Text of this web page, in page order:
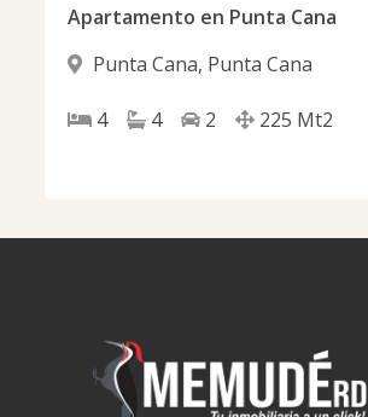
Apartamento en Punta Cana
Punta Cana, Punta Cana
4 4 2 225 Mt2